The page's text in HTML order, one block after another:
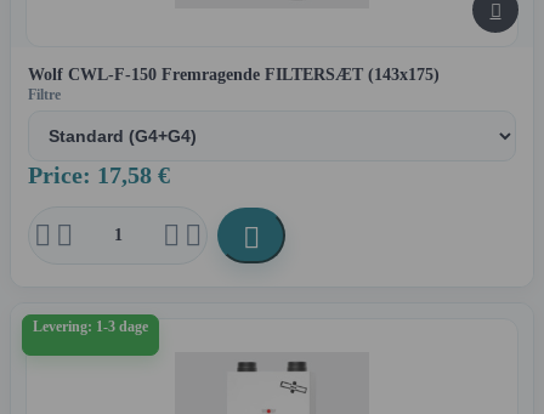

Wolf CWL-F-150 Fremragende FILTERSÆT (143x175)
Filtre
Price: 17,58 €
    
Levering: 1-3 dage